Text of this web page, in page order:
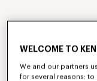
WELCOME TO
We and our partners
for several reasons: